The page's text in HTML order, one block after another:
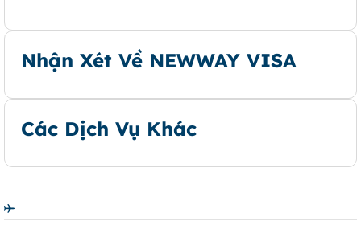
Nhận Xét Về NEWWAY VISA
Các Dịch Vụ Khác